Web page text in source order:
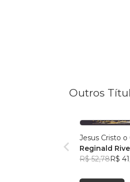
Outros
Jesus Cristo
Reginald
R$ 52,78R$